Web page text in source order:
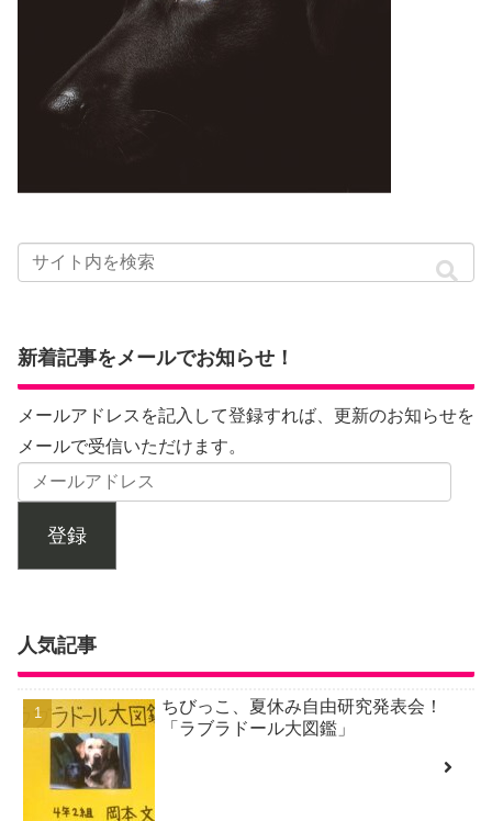
新着記事をメールでお知らせ！
メールアドレスを記入して登録すれば、更新のお知らせを
メールで受信いただけます。
登録
人気記事
ちびっこ、夏休み自由研究発表会！
「ラブラドール大図鑑」